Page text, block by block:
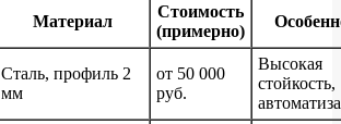
Материал
Стоимость
(примерно)
Сталь, профиль 2
мм
от 50 000
руб.
Высокая
стойкость,